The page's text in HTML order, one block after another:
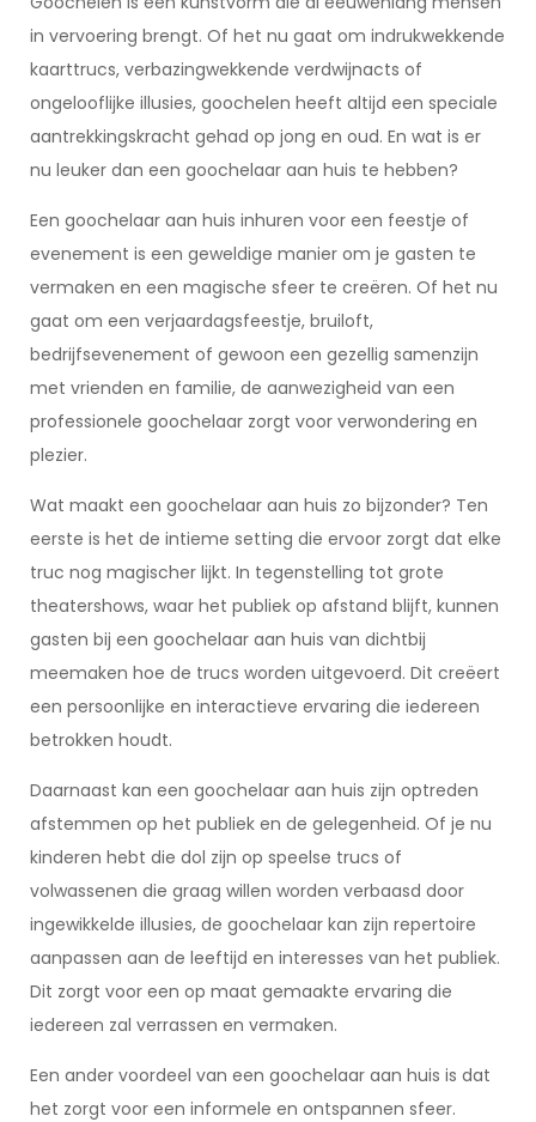
in vervoering brengt. Of het nu gaat om indrukwekkende
kaarttrucs, verbazingwekkende verdwijnacts of
ongelooflijke illusies, goochelen heeft altijd een speciale
aantrekkingskracht gehad op jong en oud. En wat is er
nu leuker dan een goochelaar aan huis te hebben?
Een goochelaar aan huis inhuren voor een feestje of
evenement is een geweldige manier om je gasten te
vermaken en een magische sfeer te creëren. Of het nu
gaat om een verjaardagsfeestje, bruiloft,
bedrijfsevenement of gewoon een gezellig samenzijn
met vrienden en familie, de aanwezigheid van een
professionele goochelaar zorgt voor verwondering en
plezier.
Wat maakt een goochelaar aan huis zo bijzonder? Ten
eerste is het de intieme setting die ervoor zorgt dat elke
truc nog magischer lijkt. In tegenstelling tot grote
theatershows, waar het publiek op afstand blijft, kunnen
gasten bij een goochelaar aan huis van dichtbij
meemaken hoe de trucs worden uitgevoerd. Dit creëert
een persoonlijke en interactieve ervaring die iedereen
betrokken houdt.
Daarnaast kan een goochelaar aan huis zijn optreden
afstemmen op het publiek en de gelegenheid. Of je nu
kinderen hebt die dol zijn op speelse trucs of
volwassenen die graag willen worden verbaasd door
ingewikkelde illusies, de goochelaar kan zijn repertoire
aanpassen aan de leeftijd en interesses van het publiek.
Dit zorgt voor een op maat gemaakte ervaring die
iedereen zal verrassen en vermaken.
Een ander voordeel van een goochelaar aan huis is dat
het zorgt voor een informele en ontspannen sfeer.